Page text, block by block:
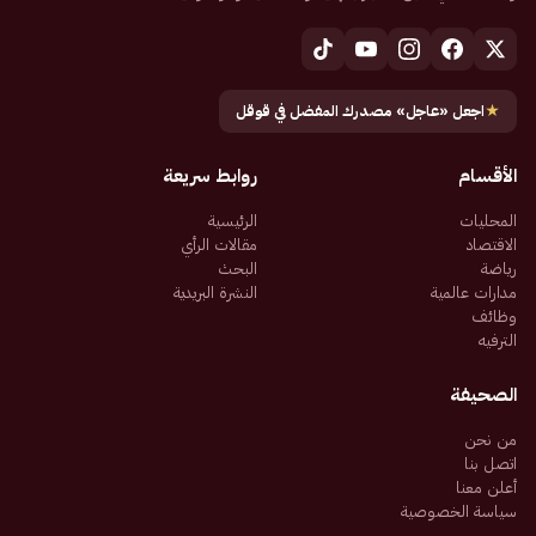
★اجعل «عاجل» مصدرك المفضل في قوقل
الأقسام
المحليات
الاقتصاد
رياضة
مدارات عالمية
وظائف
الترفيه
روابط سريعة
الرئيسية
مقالات الرأي
البحث
النشرة البريدية
الصحيفة
من نحن
اتصل بنا
أعلن معنا
سياسة الخصوصية